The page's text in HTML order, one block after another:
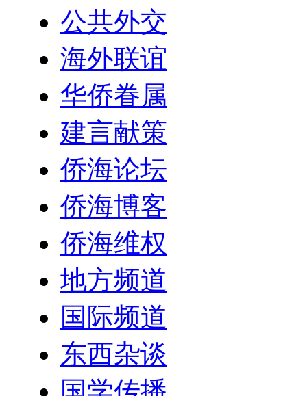
公共外交
海外联谊
华侨眷属
建言献策
侨海论坛
侨海博客
侨海维权
地方频道
国际频道
东西杂谈